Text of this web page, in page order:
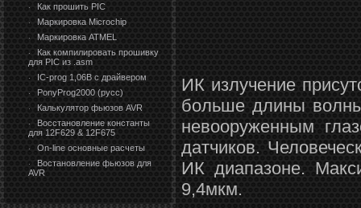
· Как прошить PIC
· Маркировка Microchip
· Маркировка ATMEL
·
Как компилировать прошивку
для PIC из .asm
· IC-prog 1,06В с драйвером
· PonyProg2000 (русс)
· Калькулятор фьюзов AVR
·
Восстановление константы
для 12F629 & 12F675
· On-line основные расчеты
·
Востановление фьюзов для
AVR
ИК излучение
больше длины
невооруженным
датчиков.
ИК диапазоне.
9,4мкм.